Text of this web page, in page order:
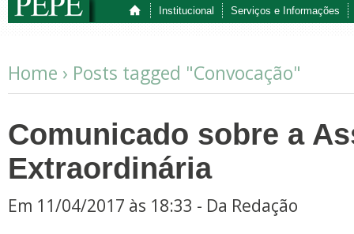
Institucional Serviços e Informações
Home › Posts tagged "Convocação"
Comunicado sobre a
Extraordinária
Em 11/04/2017 às 18:33 - Da Redação